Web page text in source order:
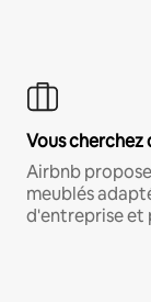
Vous cherchez
Airbnb
meublés
d'entreprise et